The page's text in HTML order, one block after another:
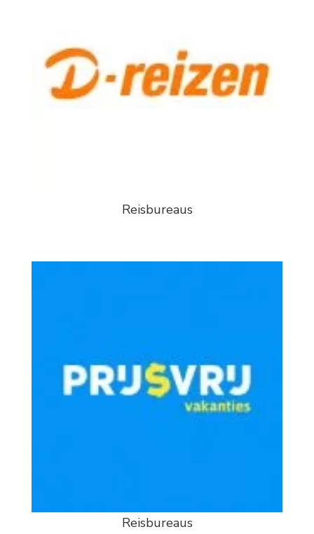
Reisbureaus
Reisbureaus